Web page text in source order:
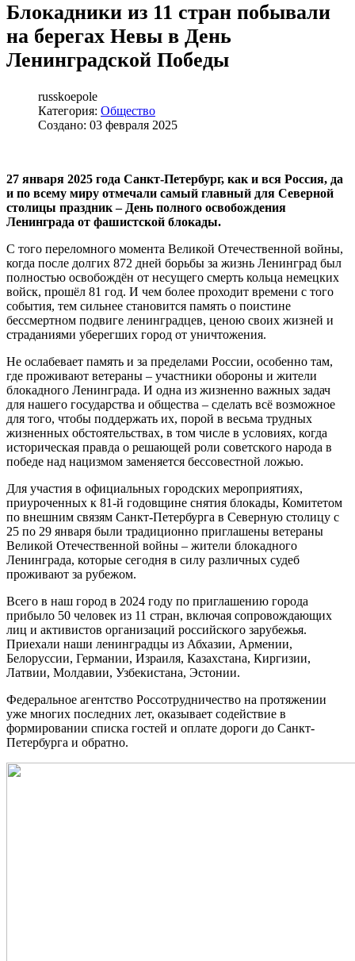
Блокадники из 11 стран побывали
на берегах Невы в День
Ленинградской Победы
russkoepole
Категория: Общество
Создано: 03 февраля 2025
27 января 2025 года Санкт-Петербург, как и вся Россия, да
и по всему миру отмечали самый главный для Северной
столицы праздник – День полного освобождения
Ленинграда от фашистской блокады.
С того переломного момента Великой Отечественной войны,
когда после долгих 872 дней борьбы за жизнь Ленинград был
полностью освобождён от несущего смерть кольца немецких
войск, прошёл 81 год. И чем более проходит времени с того
события, тем сильнее становится память о поистине
бессмертном подвиге ленинградцев, ценою своих жизней и
страданиями уберегших город от уничтожения.
Не ослабевает память и за пределами России, особенно там,
где проживают ветераны – участники обороны и жители
блокадного Ленинграда. И одна из жизненно важных задач
для нашего государства и общества – сделать всё возможное
для того, чтобы поддержать их, порой в весьма трудных
жизненных обстоятельствах, в том числе в условиях, когда
историческая правда о решающей роли советского народа в
победе над нацизмом заменяется бессовестной ложью.
Для участия в официальных городских мероприятиях,
приуроченных к 81-й годовщине снятия блокады, Комитетом
по внешним связям Санкт-Петербурга в Северную столицу с
25 по 29 января были традиционно приглашены ветераны
Великой Отечественной войны – жители блокадного
Ленинграда, которые сегодня в силу различных судеб
проживают за рубежом.
Всего в наш город в 2024 году по приглашению города
прибыло 50 человек из 11 стран, включая сопровождающих
лиц и активистов организаций российского зарубежья.
Приехали наши ленинградцы из Абхазии, Армении,
Белоруссии, Германии, Израиля, Казахстана, Киргизии,
Латвии, Молдавии, Узбекистана, Эстонии.
Федеральное агентство Россотрудничество на протяжении
уже многих последних лет, оказывает содействие в
формировании списка гостей и оплате дороги до Санкт-
Петербурга и обратно.